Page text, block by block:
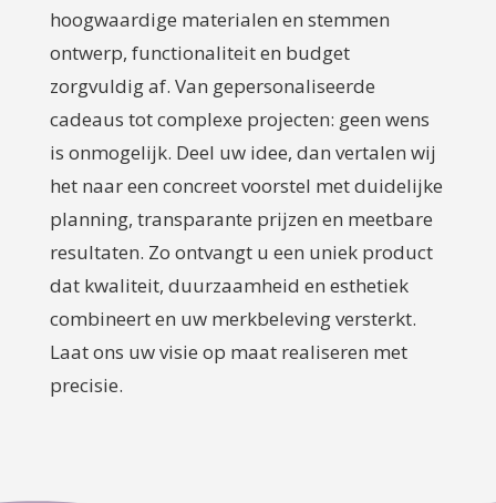
hoogwaardige materialen en stemmen
ontwerp, functionaliteit en budget
zorgvuldig af. Van gepersonaliseerde
cadeaus tot complexe projecten: geen wens
is onmogelijk. Deel uw idee, dan vertalen wij
het naar een concreet voorstel met duidelijke
planning, transparante prijzen en meetbare
resultaten. Zo ontvangt u een uniek product
dat kwaliteit, duurzaamheid en esthetiek
combineert en uw merkbeleving versterkt.
Laat ons uw visie op maat realiseren met
precisie.